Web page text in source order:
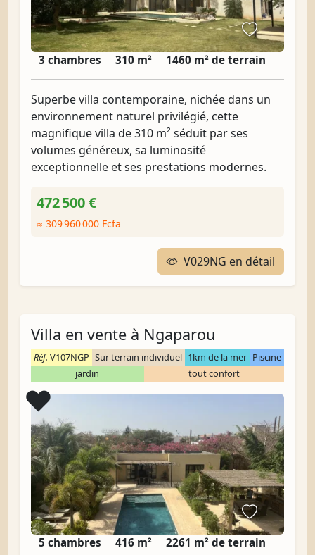
3 chambres 310 m² 1460 m² de terrain
Superbe villa contemporaine, nichée dans un
environnement naturel privilégié, cette
magnifique villa de 310 m² séduit par ses
volumes généreux, sa luminosité
exceptionnelle et ses prestations modernes.
472 500 €
≈ 309 960 000 Fcfa
V029NG en détail
Villa en vente à Ngaparou
Réf. V107NGP Sur terrain individuel 1km de la mer Piscine
jardin
tout confort
❤️Coup de cœur
5 chambres 416 m² 2261 m² de terrain